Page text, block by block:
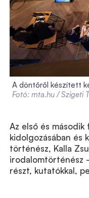
A döntőről készített
Fotó: mta.hu / Szigeti
Az első és
kidolgozásában és
történész, Kalla
részt, kutatókkal,